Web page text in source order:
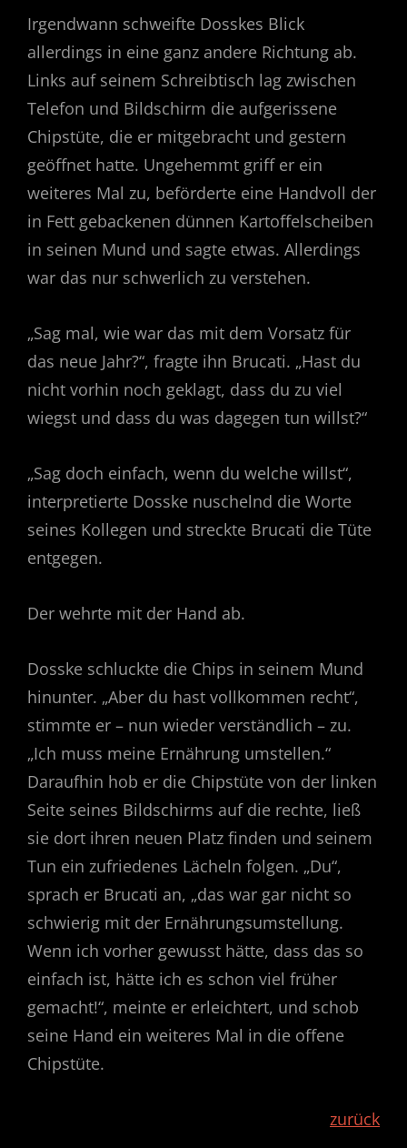
Irgendwann schweifte Dosskes Blick
allerdings in eine ganz andere Richtung ab.
Links auf seinem Schreibtisch lag zwischen
Telefon und Bildschirm die aufgerissene
Chipstüte, die er mitgebracht und gestern
geöffnet hatte. Ungehemmt griff er ein
weiteres Mal zu, beförderte eine Handvoll der
in Fett gebackenen dünnen Kartoffelscheiben
in seinen Mund und sagte etwas. Allerdings
war das nur schwerlich zu verstehen.
„Sag mal, wie war das mit dem Vorsatz für
das neue Jahr?“, fragte ihn Brucati. „Hast du
nicht vorhin noch geklagt, dass du zu viel
wiegst und dass du was dagegen tun willst?“
„Sag doch einfach, wenn du welche willst“,
interpretierte Dosske nuschelnd die Worte
seines Kollegen und streckte Brucati die Tüte
entgegen.
Der wehrte mit der Hand ab.
Dosske schluckte die Chips in seinem Mund
hinunter. „Aber du hast vollkommen recht“,
stimmte er – nun wieder verständlich – zu.
„Ich muss meine Ernährung umstellen.“
Daraufhin hob er die Chips­tüte von der linken
Seite seines Bildschirms auf die rechte, ließ
sie dort ihren neuen Platz finden und seinem
Tun ein zufriedenes Lächeln folgen. „Du“,
sprach er Brucati an, „das war gar nicht so
schwierig mit der Ernährungsumstellung.
Wenn ich vorher gewusst hätte, dass das so
einfach ist, hätte ich es schon viel früher
gemacht!“, meinte er erleichtert, und schob
seine Hand ein weiteres Mal in die offene
Chipstüte.
zurück